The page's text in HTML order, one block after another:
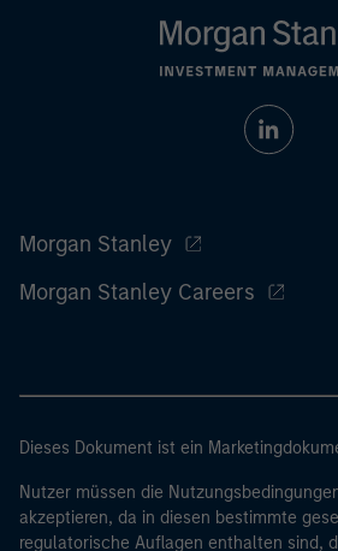
Morgan Stanley
Morgan Stanley Careers
Dieses Dokument ist ein
Nutzer müssen die
akzeptieren, da in diesen bestimmte
regulatorische Auflagen enthalten sind,